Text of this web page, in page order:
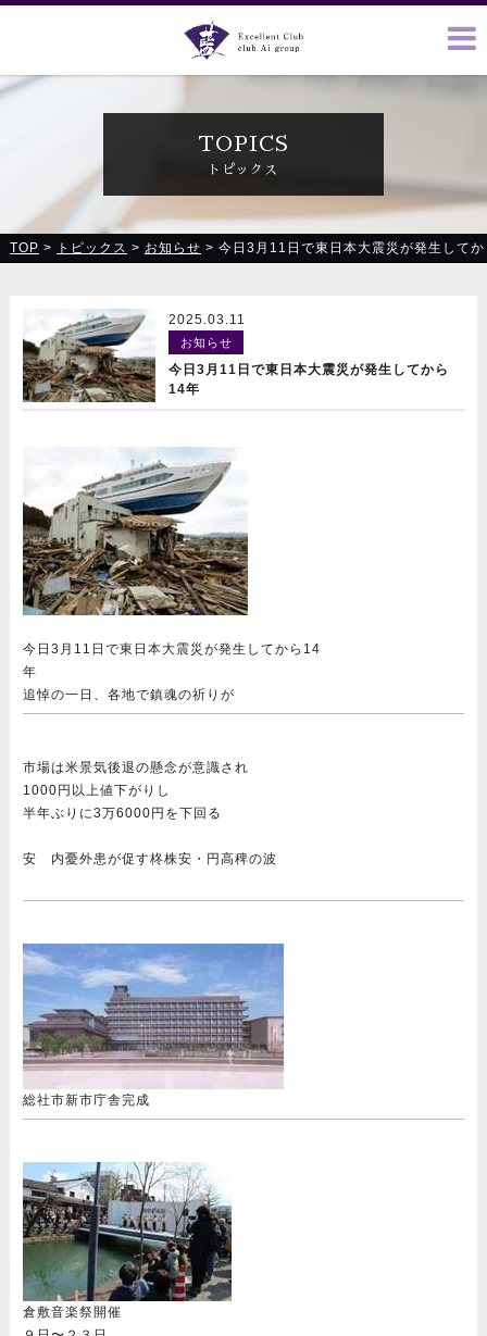
クラブ藍(あい)、クラブ恋(れん)、ルミナス、浪漫館で皆様の
お越しをお待ちしております
TOPICS
トピックス
TOP > トピックス > お知らせ > 今日3月11日で東日本大震災が発生して
2025.03.11
お知らせ
今日3月11日で東日本大震災が発生してから
14年
今日3月11日で東日本大震災が発生してから14
年
追悼の一日、各地で鎮魂の祈りが
市場は米景気後退の懸念が意識され
1000円以上値下がりし
半年ぶりに3万6000円を下回る
安 内憂外患が促す柊株安・円高稗の波
総社市新市庁舎完成
倉敷音楽祭開催